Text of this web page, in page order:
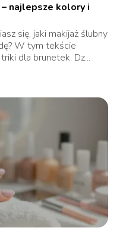
najlepsze kolory i
się, jaki makijaż ślubny
W tym tekście
dla brunetek. Dz...